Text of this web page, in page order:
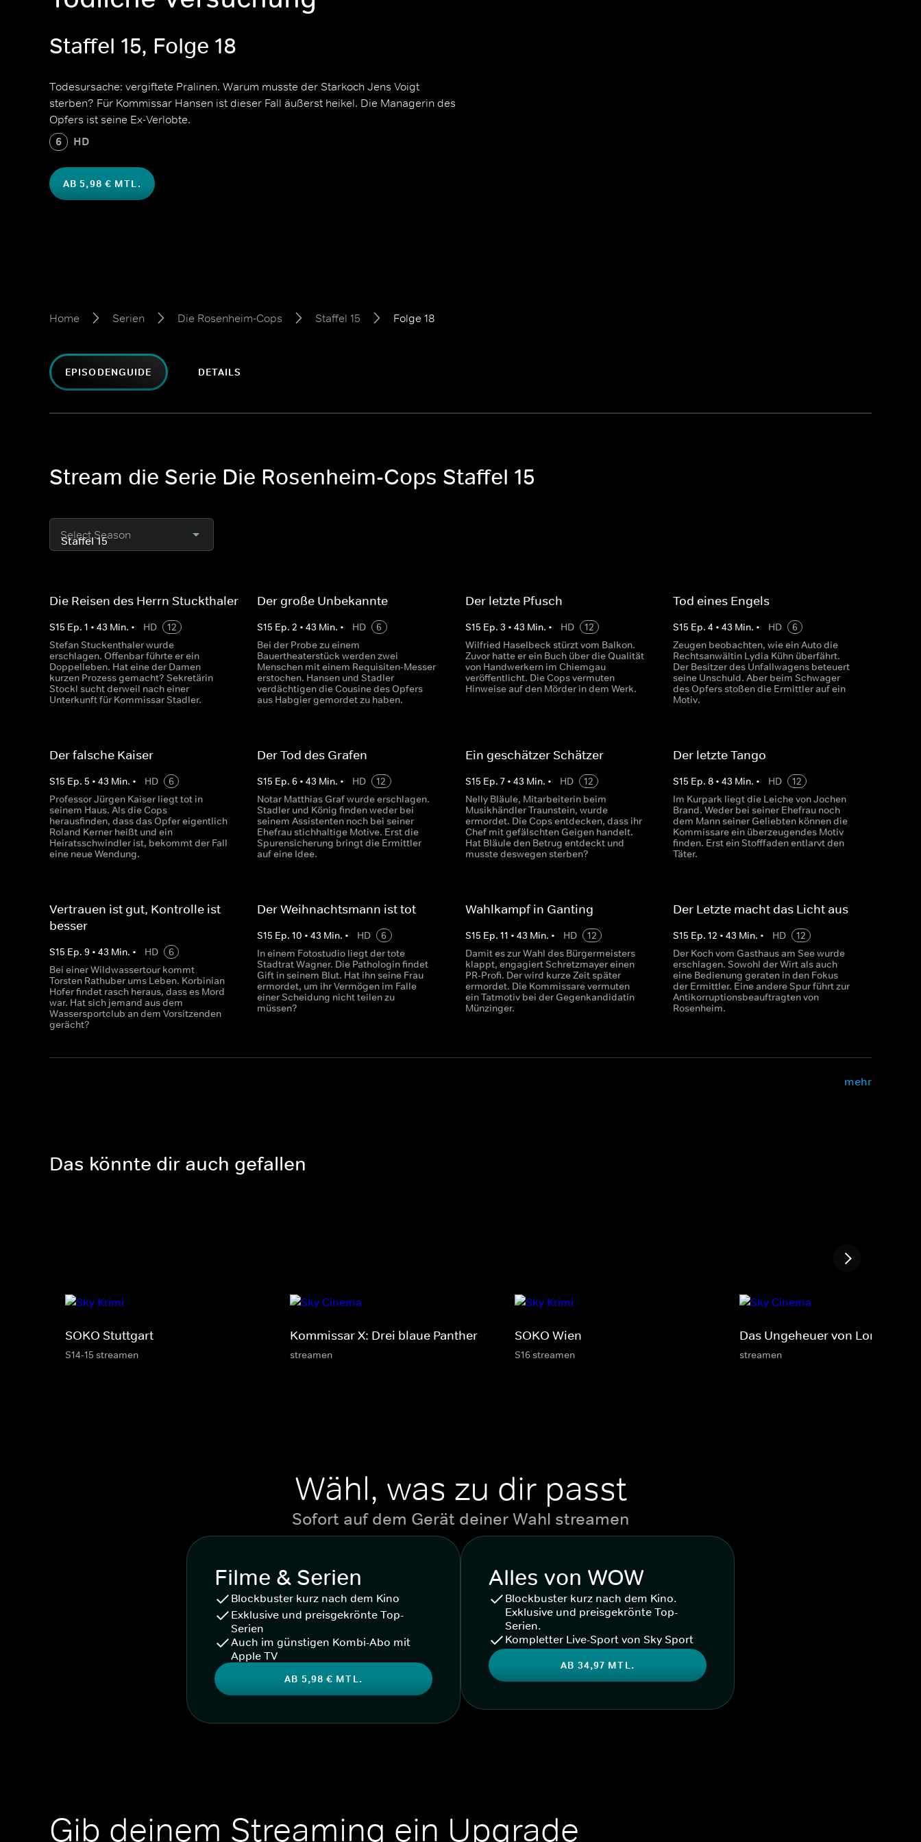
Staffel 15, Folge 18
Todesursache: vergiftete Pralinen. Warum musste der Starkoch Jens Voigt
sterben? Für Kommissar Hansen ist dieser Fall äußerst heikel. Die Managerin des
Opfers ist seine Ex-Verlobte.
6 HD
AB 5,98 € MTL.
Home Serien Die Rosenheim-Cops Staffel 15 Folge 18
EPISODENGUIDE DETAILS
Stream die Serie Die Rosenheim-Cops Staffel 15
Select Season
Die Reisen des Herrn Stuckthaler
S15 Ep. 1 • 43 Min. • HD
12
Stefan Stuckenthaler wurde
erschlagen. Offenbar führte er ein
Doppelleben. Hat eine der Damen
kurzen Prozess gemacht? Sekretärin
Stockl sucht derweil nach einer
Unterkunft für Kommissar Stadler.
Der große Unbekannte
S15 Ep.2 •43 Min. • HD
6
Bei der Probe zu einem
Bauertheaterstück werden zwei
Menschen mit einem Requisiten-Messer
erstochen. Hansen und Stadler
verdächtigen die Cousine des Opfers
aus Habgier gemordet zu haben.
Der letzte Pfusch
S15 Ep. 3 • 43 Min. • HD
12
Wilfried Haselbeck stürzt vom Balkon.
Zuvor hatte er ein Buch über die Qualität
von Handwerkern im Chiemgau
veröffentlicht. Die Cops vermuten
Hinweise auf den Mörder in dem Werk.
Tod eines Engels
S15 Ep. 4 • 43 Min. • HD
6
Zeugen beobachten, wie ein Auto die
Rechtsanwältin Lydia Kühn überfährt.
Der Besitzer des Unfallwagens beteuert
seine Unschuld. Aber beim Schwager
des Opfers stoßen die Ermittler auf ein
Motiv.
Der falsche Kaiser
S15 Ep. 5 • 43 Min. • HD
6
Professor Jürgen Kaiser liegt tot in
seinem Haus. Als die Cops
herausfinden, dass das Opfer eigentlich
Roland Kerner heißt und ein
Heiratsschwindler ist, bekommt der Fall
eine neue Wendung.
Der Tod des Grafen
S15 Ep.6 •43 Min. • HD
12
Notar Matthias Graf wurde erschlagen.
Stadler und König finden weder bei
seinem Assistenten noch bei seiner
Ehefrau stichhaltige Motive. Erst die
Spurensicherung bringt die Ermittler
auf eine Idee.
Ein geschätzer Schätzer
S15 Ep. 7• 43 Min. • HD
12
Nelly Bläule, Mitarbeiterin beim
Musikhändler Traunstein, wurde
ermordet. Die Cops entdecken, dass ihr
Chef mit gefälschten Geigen handelt.
Hat Bläule den Betrug entdeckt und
musste deswegen sterben?
Der letzte Tango
S15 Ep. 8• 43 Min. • HD
12
Im Kurpark liegt die Leiche von Jochen
Brand. Weder bei seiner Ehefrau noch
dem Mann seiner Geliebten können die
Kommissare ein überzeugendes Motiv
finden. Erst ein Stofffaden entlarvt den
Täter.
Vertrauen ist gut, Kontrolle ist
besser
S15 Ep. 9 • 43 Min. • HD
6
Bei einer Wildwassertour kommt
Torsten Rathuber ums Leben. Korbinian
Hofer findet rasch heraus, dass es Mord
war. Hat sich jemand aus dem
Wassersportclub an dem Vorsitzenden
gerächt?
Der Weihnachtsmann ist tot
S15 Ep.10 •43 Min. • HD
6
In einem Fotostudio liegt der tote
Stadtrat Wagner. Die Pathologin findet
Gift in seinem Blut. Hat ihn seine Frau
ermordet, um ihr Vermögen im Falle
einer Scheidung nicht teilen zu
müssen?
Wahlkampf in Ganting
S15 Ep. 11 • 43 Min. • HD
12
Damit es zur Wahl des Bürgermeisters
klappt, engagiert Schretzmayer einen
PR-Profi. Der wird kurze Zeit später
ermordet. Die Kommissare vermuten
ein Tatmotiv bei der Gegenkandidatin
Münzinger.
Der Letzte macht das Licht aus
S15 Ep. 12 • 43 Min. • HD
12
Der Koch vom Gasthaus am See wurde
erschlagen. Sowohl der Wirt als auch
eine Bedienung geraten in den Fokus
der Ermittler. Eine andere Spur führt zur
Antikorruptionsbeauftragten von
Rosenheim.
mehr
Das könnte dir auch gefallen
SOKO Stuttgart
S14-15 streamen
Kommissar X: Drei blaue Panther
streamen
SOKO Wien
S16 streamen
Das Ungeheuer von London
streamen
Wähl, was zu dir passt
Sofort auf dem Gerät deiner Wahl streamen
Filme & Serien
Blockbuster kurz nach dem Kino
Exklusive und preisgekrönte Top-
Serien
Auch im günstigen Kombi-Abo mit
Apple TV
AB 5,98 € MTL.
Alles von WOW
Blockbuster kurz nach dem Kino.
Exklusive und preisgekrönte Top-
Serien.
Kompletter Live-Sport von Sky Sport
AB 34,97 MTL.
Gib deinem Streaming ein Upgrade